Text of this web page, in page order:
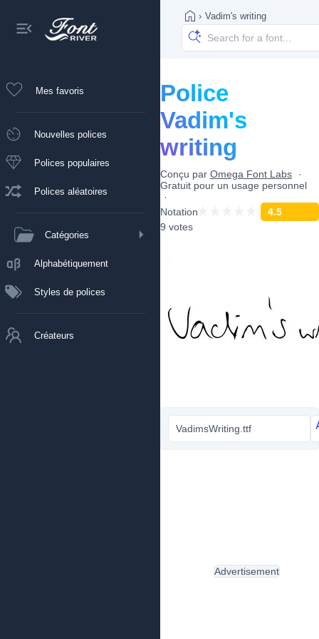
Mes favoris
Nouvelles polices
Polices populaires
Polices aléatoires
Catégories
Alphabétiquement
Styles de polices
Créateurs
› Vadim's writing
Police
Vadim's
writing
Conçu par Omega Font Labs
Gratuit pour un usage personnel
Notation
4.5
9 votes
VadimsWriting.ttf
Advertisement